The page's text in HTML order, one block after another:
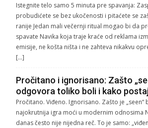
Istegnite telo samo 5 minuta pre spavanja:
probudićete se bez ukočenosti i pitaćete se
ranije Jedan mali večernji ritual mogao bi da
spavate Navika koja traje kraće od reklama
emisije, ne košta ništa i ne zahteva nikakvu
[…]
Pročitano i ignorisano: Zašto
odgovora toliko boli i kako
Pročitano. Viđeno. Ignorisano. Zašto je „seen“
najokrutnija igra moći u modernim odnosima
danas često nije nijedna reč. To je samo: